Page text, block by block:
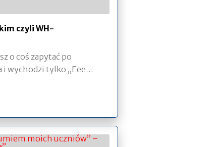
czyli WH-
o coś zapytać po
i wychodzi tylko „Eee…